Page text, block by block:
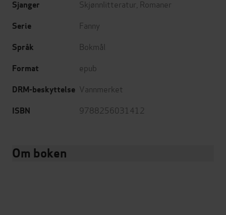
Sjanger Skjønnlitteratur Romaner
Serie Fanny
Språk Bokmål
Format epub
DRM-beskyttelse Vannmerket
ISBN 9788256031412
Om boken